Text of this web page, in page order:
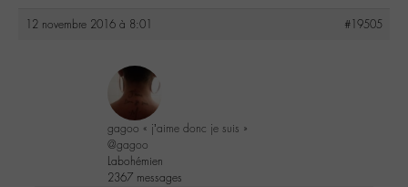
12 novembre 2016 à 8:01 #19505
gagoo « j’aime donc je suis »
@gagoo
Labohémien
2367 messages